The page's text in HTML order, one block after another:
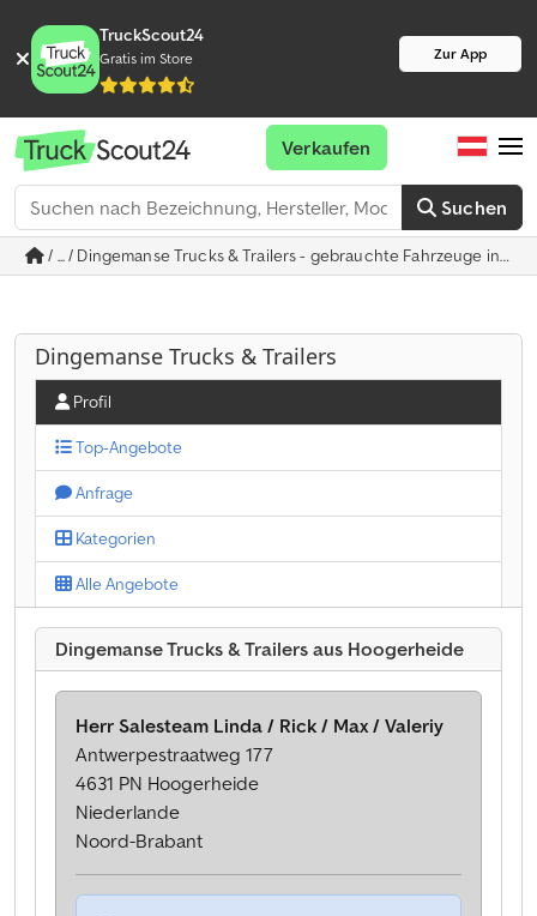
TruckScout24
Gratis im Store Zur App
Suchen
Verkaufen
/ ... / Dingemanse Trucks & Trailers - gebrauchte Fahrzeuge in
Dingemanse Trucks & Trailers
Profil
Top-Angebote
Anfrage
Kategorien
Alle Angebote
Dingemanse Trucks & Trailers aus Hoogerheide
Herr Salesteam Linda / Rick / Max / Valeriy
Antwerpestraatweg 177
4631 PN Hoogerheide
Niederlande
Noord-Brabant